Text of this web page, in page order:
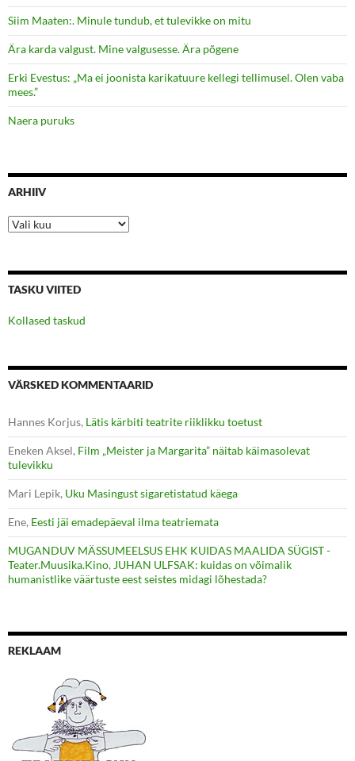
Siim Maaten:. Minule tundub, et tulevikke on mitu
Ära karda valgust. Mine valgusesse. Ära põgene
Erki Evestus: „Ma ei joonista karikatuure kellegi tellimusel. Olen vaba
mees.”
Naera puruks
ARHIIV
Arhiiv
TASKU VIITED
Kollased taskud
VÄRSKED KOMMENTAARID
Hannes Korjus, Lätis kärbiti teatrite riiklikku toetust
Eneken Aksel, Film „Meister ja Margarita” näitab käimasolevat
tulevikku
Mari Lepik, Uku Masingust sigaretistatud käega
Ene, Eesti jäi emadepäeval ilma teatriemata
MUGANDUV MÄSSUMEELSUS EHK KUIDAS MAALIDA SÜGIST -
Teater.Muusika.Kino, JUHAN ULFSAK: kuidas on võimalik
humanistlike väärtuste eest seistes midagi lõhestada?
REKLAAM